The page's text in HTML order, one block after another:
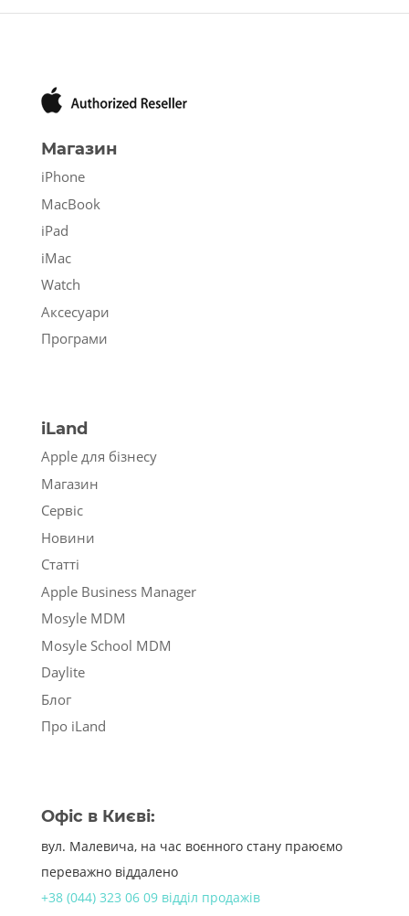
Магазин
iPhone
MacBook
iPad
iMac
Watch
Аксесуари
Програми
iLand
Apple для бізнесу
Магазин
Сервіс
Новини
Статті
Apple Business Manager
Mosyle MDM
Mosyle School MDM
Daylite
Блог
Про iLand
Офіс в Києві:
вул. Малевича, на час воєнного стану праюємо
переважно віддалено
+38 (044) 323 06 09 відділ продажів